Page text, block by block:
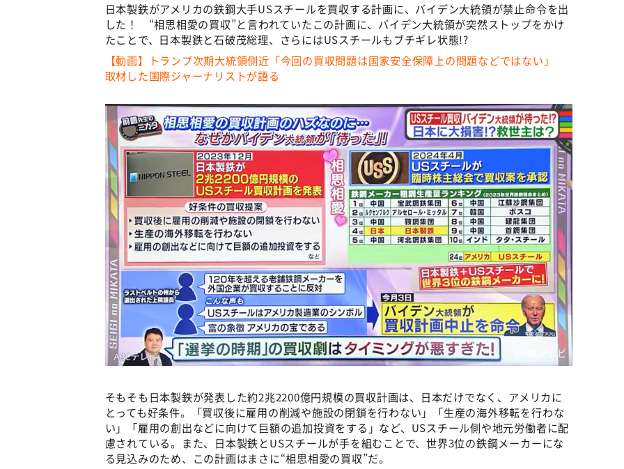
日本製鉄がアメリカの鉄鋼大手USスチールを買収する計画に、バイデン大統領が禁止命令を出
した！ “相思相愛の買収”と言われていたこの計画に、バイデン大統領が突然ストップをかけ
たことで、日本製鉄と石破茂総理、さらにはUSスチールもブチギレ状態!?
【動画】トランプ次期大統領側近「今回の買収問題は国家安全保障上の問題などではない」
取材した国際ジャーナリストが語る
©️ABCテレビ
そもそも日本製鉄が発表した約2兆2200億円規模の買収計画は、日本だけでなく、アメリカに
とっても好条件。「買収後に雇用の削減や施設の閉鎖を行わない」「生産の海外移転を行わな
い」「雇用の創出などに向けて巨額の追加投資をする」など、USスチール側や地元労働者に配
慮されている。また、日本製鉄とUSスチールが手を組むことで、世界3位の鉄鋼メーカーにな
る見込みのため、この計画はまさに“相思相愛の買収”だ。